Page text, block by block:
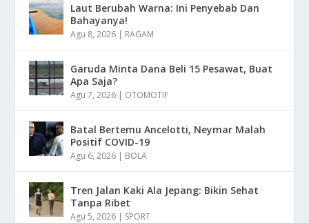
Laut Berubah Warna: Ini Penyebab Dan
Bahayanya!
Agu 8, 2026 | RAGAM
Garuda Minta Dana Beli 15 Pesawat, Buat
Apa Saja?
Agu 7, 2026 | OTOMOTIF
Batal Bertemu Ancelotti, Neymar Malah
Positif COVID-19
Agu 6, 2026 | BOLA
Tren Jalan Kaki Ala Jepang: Bikin Sehat
Tanpa Ribet
Agu 5, 2026 | SPORT